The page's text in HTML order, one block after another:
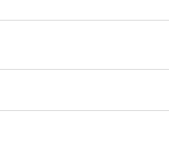
här var lite utspökad. En
materialet på delar av
jag slapp kladd.